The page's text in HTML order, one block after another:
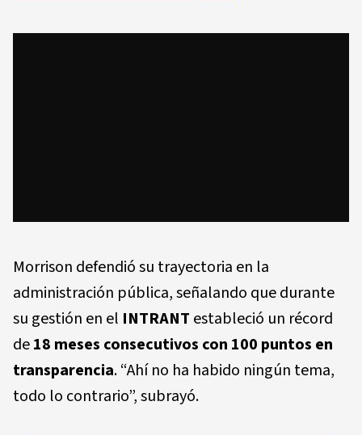
Morrison defendió su trayectoria en la
administración pública, señalando que durante
su gestión en el INTRANT estableció un récord
de18 meses consecutivos con 100 puntos en
transparencia. “Ahí no ha habido ningún tema,
todo lo contrario”, subrayó.